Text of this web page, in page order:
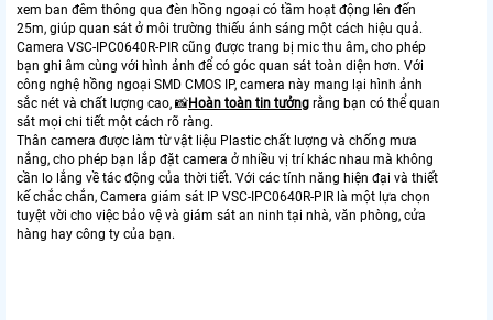
xem ban đêm thông qua đèn hồng ngoại có tầm hoạt động lên đến
25m, giúp quan sát ở môi trường thiếu ánh sáng một cách hiệu quả.
Camera VSC-IPC0640R-PIR cũng được trang bị mic thu âm, cho phép
bạn ghi âm cùng với hình ảnh để có góc quan sát toàn diện hơn. Với
công nghệ hồng ngoại SMD CMOS IP, camera này mang lại hình ảnh
sắc nét và chất lượng cao, 📸Hoàn toàn tin tưởng rằng bạn có thể quan
sát mọi chi tiết một cách rõ ràng.
Thân camera được làm từ vật liệu Plastic chất lượng và chống mưa
nắng, cho phép bạn lắp đặt camera ở nhiều vị trí khác nhau mà không
cần lo lắng về tác động của thời tiết. Với các tính năng hiện đại và thiết
kế chắc chắn, Camera giám sát IP VSC-IPC0640R-PIR là một lựa chọn
tuyệt vời cho việc bảo vệ và giám sát an ninh tại nhà, văn phòng, cửa
hàng hay công ty của bạn.